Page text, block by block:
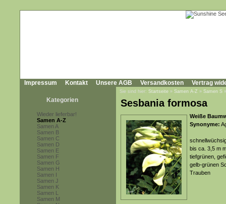
Impressum Kontakt Unsere AGB Versandkosten Vertrag
Kategorien
Wieder lieferbar!
Samen A-Z
Samen A
Samen B
Samen C
Samen D
Samen E
Samen F
Samen G
Samen H
Samen I
Samen J
Samen K
Samen L
Samen M
Sie sind hier: Startseite » Samen A-Z » Samen S
Sesbania formosa
Weiße
Synonyme:
bis ca. 3,5 m
tiefgrünen,
gelb-grünen
Trauben